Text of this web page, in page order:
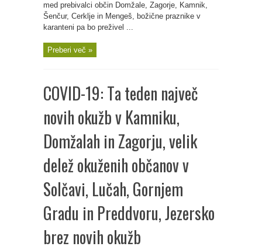
med prebivalci občin Domžale, Zagorje, Kamnik,
Šenčur, Cerklje in Mengeš, božične praznike v
karanteni pa bo preživel ...
Preberi več »
COVID-19: Ta teden največ
novih okužb v Kamniku,
Domžalah in Zagorju, velik
delež okuženih občanov v
Solčavi, Lučah, Gornjem
Gradu in Preddvoru, Jezersko
brez novih okužb